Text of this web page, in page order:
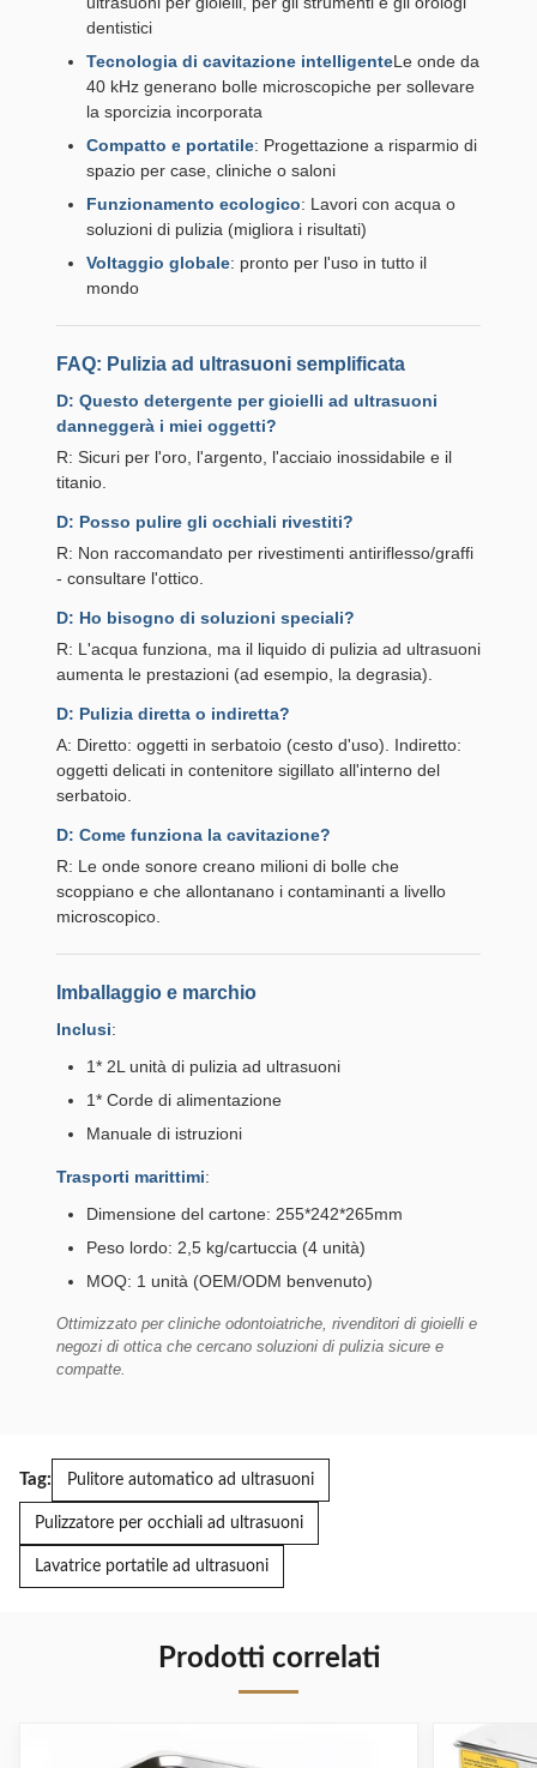
dentistici
Tecnologia di cavitazione intelligenteLe onde da
40 kHz generano bolle microscopiche per sollevare
la sporcizia incorporata
Compatto e portatile: Progettazione a risparmio di
spazio per case, cliniche o saloni
Funzionamento ecologico: Lavori con acqua o
soluzioni di pulizia (migliora i risultati)
Voltaggio globale: pronto per l'uso in tutto il
mondo
FAQ: Pulizia ad ultrasuoni semplificata
D: Questo detergente per gioielli ad ultrasuoni
danneggerà i miei oggetti?
R: Sicuri per l'oro, l'argento, l'acciaio inossidabile e il
titanio.
D: Posso pulire gli occhiali rivestiti?
R: Non raccomandato per rivestimenti antiriflesso/graffi
- consultare l'ottico.
D: Ho bisogno di soluzioni speciali?
R: L'acqua funziona, ma il liquido di pulizia ad ultrasuoni
aumenta le prestazioni (ad esempio, la degrasia).
D: Pulizia diretta o indiretta?
A: Diretto: oggetti in serbatoio (cesto d'uso). Indiretto:
oggetti delicati in contenitore sigillato all'interno del
serbatoio.
D: Come funziona la cavitazione?
R: Le onde sonore creano milioni di bolle che
scoppiano e che allontanano i contaminanti a livello
microscopico.
Imballaggio e marchio
Inclusi:
1* 2L unità di pulizia ad ultrasuoni
1* Corde di alimentazione
Manuale di istruzioni
Trasporti marittimi:
Dimensione del cartone: 255*242*265mm
Peso lordo: 2,5 kg/cartuccia (4 unità)
MOQ: 1 unità (OEM/ODM benvenuto)
Ottimizzato per cliniche odontoiatriche, rivenditori di gioielli e
negozi di ottica che cercano soluzioni di pulizia sicure e
compatte.
Tag: Pulitore automatico ad ultrasuoni
Pulizzatore per occhiali ad ultrasuoni
Lavatrice portatile ad ultrasuoni
Prodotti correlati